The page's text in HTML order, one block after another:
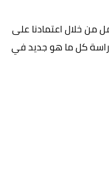
من خلال اعتمادنا على
دراسة كل ما هو جديد في